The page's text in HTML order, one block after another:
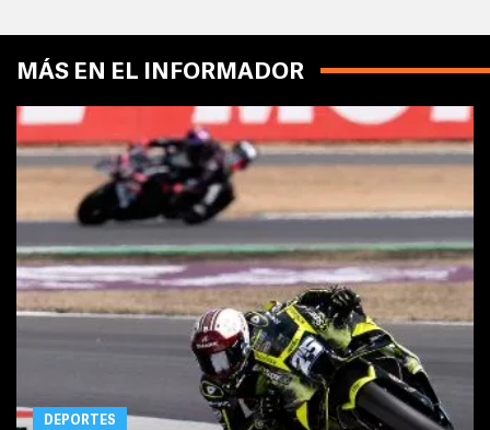
MÁS EN EL INFORMADOR
DEPORTES